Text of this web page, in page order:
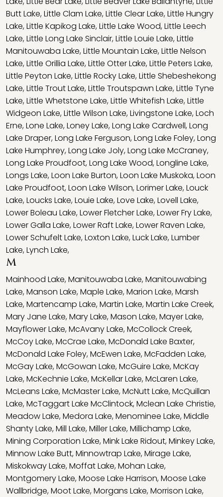
Butt Lake,Little Clam Lake,Little Clear Lake,Little Hungry
Lake,Little Kapikog Lake,Little Lake Wood,Little Leech
Lake,Little Long Lake Sinclair,Little Louie Lake,Little
Manitouwaba Lake,Little Mountain Lake,Little Nelson
Lake,Little Orillia Lake,Little Otter Lake,Little Peters Lake,
Little Peyton Lake,Little Rocky Lake,Little Shebeshekong
Lake,Little Trout Lake,Little Troutspawn Lake,Little Tyne
Lake,Little Whetstone Lake,Little Whitefish Lake,Little
Widgeon Lake,Little Wilson Lake,Livingstone Lake,Loch
Erne,Lone Lake,Loney Lake,Long Lake Cardwell,Long
Lake Draper,Long Lake Ferguson,Long Lake Foley,Long
Lake Humphrey,Long Lake Joly,Long Lake McCraney,
Long Lake Proudfoot,Long Lake Wood,Longline Lake,
Longs Lake,Loon Lake Burton,Loon Lake Muskoka,Loon
Lake Proudfoot,Loon Lake Wilson,Lorimer Lake,Louck
Lake,Loucks Lake,Louie Lake,Love Lake,Lovell Lake,
Lower Boleau Lake,Lower Fletcher Lake,Lower Fry Lake,
Lower Galla Lake,Lower Raft Lake,Lower Raven Lake,
Lower Schufelt Lake,Loxton Lake,Luck Lake,Lumber
Lake,Lynch Lake,
M
Mainhood Lake,Manitouwaba Lake,Manitouwabing
Lake,Manson Lake,Maple Lake,Marion Lake,Marsh
Lake,Martencamp Lake,Martin Lake,Martin Lake Creek,
Mary Jane Lake,Mary Lake,Mason Lake,Mayer Lake,
Mayflower Lake,McAvany Lake,McCollock Creek,
McCoy Lake,McCrae Lake,McDonald Lake Baxter,
McDonald Lake Foley,McEwen Lake,McFadden Lake,
McGay Lake,McGowan Lake,McGuire Lake,McKay
Lake,McKechnie Lake,McKellar Lake,McLaren Lake,
McLeans Lake,McMaster Lake,McNutt Lake,McQuillan
Lake,McTaggart Lake McClintock,Mclean Lake Christie,
Meadow Lake,Medora Lake,Menominee Lake,Middle
Shanty Lake,Mill Lake,Miller Lake,Millichamp Lake,
Mining Corporation Lake,Mink Lake Ridout,Minkey Lake,
Minnow Lake Butt,Minnowtrap Lake,Mirage Lake,
Miskokway Lake,Moffat Lake,Mohan Lake,
Montgomery Lake,Moose Lake Harrison,Moose Lake
Wallbridge,Moot Lake,Morgans Lake,Morrison Lake,